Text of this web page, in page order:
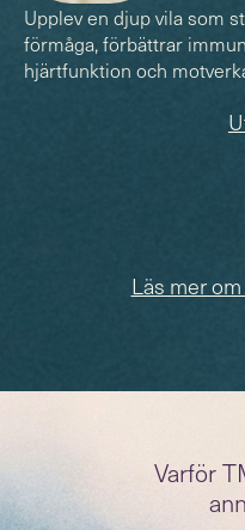
Upplev en djup vila som
förmåga, förbättrar
hjärtfunktion och
Läs mer
Varför